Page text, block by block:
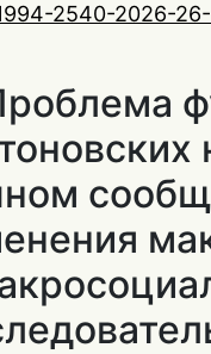
2540-2026-